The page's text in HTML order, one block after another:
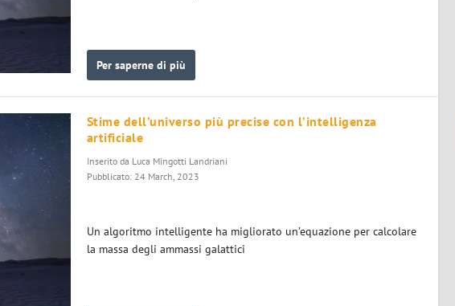
Per saperne di più
Stime dell’universo più precise con l’intelligenza
artificiale
Inserito da Luca Mingotti Landriani
Pubblicato: 24 March, 2023
Un algoritmo intelligente ha migliorato un’equazione per calcolare
la massa degli ammassi galattici